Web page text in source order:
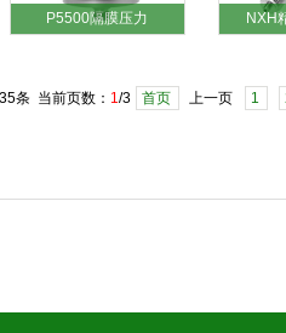
P5500隔膜压力 NXH
条 当前页数： 1/3 首页 上一页 1